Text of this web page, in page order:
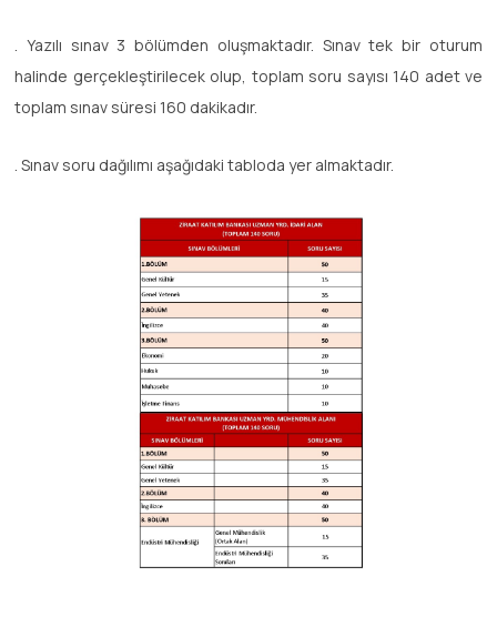
. Yazılı sınav 3 bölümden oluşmaktadır. Sınav tek bir oturum
halinde gerçekleştirilecek olup, toplam soru sayısı 140 adet ve
toplam sınav süresi 160 dakikadır.
. Sınav soru dağılımı aşağıdaki tabloda yer almaktadır.